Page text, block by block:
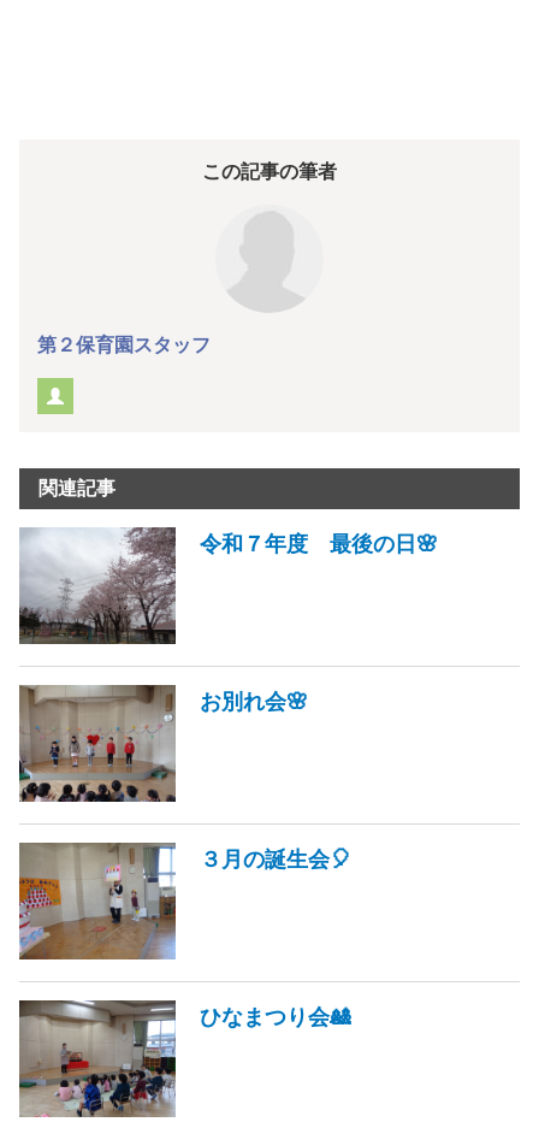
この記事の筆者
第２保育園スタッフ
関連記事
令和７年度 最後の日🌸
お別れ会🌸
３月の誕生会🎈
ひなまつり会🎎